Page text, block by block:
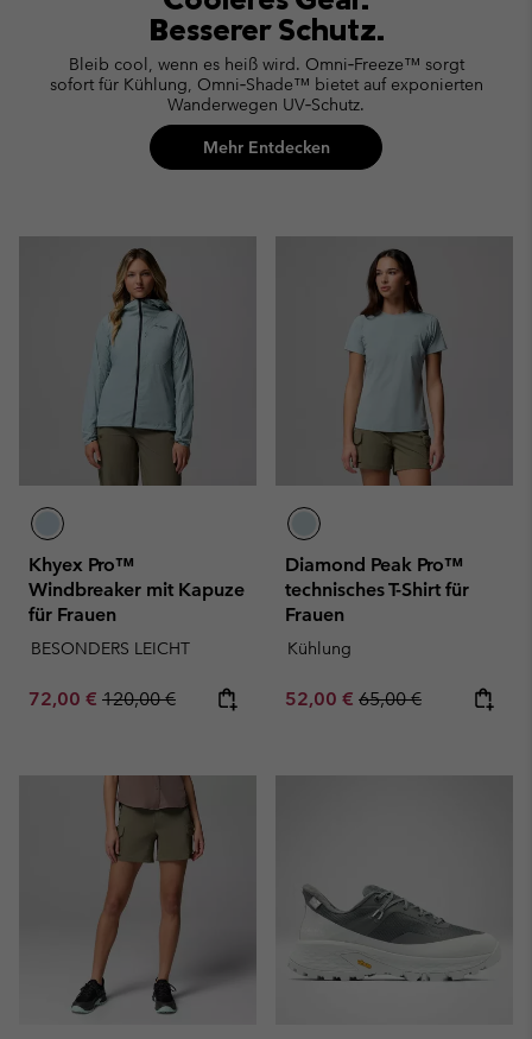
Besserer Schutz.
Bleib cool, wenn es heiß wird. Omni‑Freeze™ sorgt
sofort für Kühlung, Omni‑Shade™ bietet auf exponierten
Wanderwegen UV‑Schutz.
Mehr Entdecken
Khyex Pro™
Windbreaker mit Kapuze
für Frauen
BESONDERS LEICHT
Sale price:
72,00 € Regular price:
120,00 €
Diamond Peak Pro™
technisches T-Shirt für
Frauen
Kühlung
Sale price:
52,00 € Regular price:
65,00 €